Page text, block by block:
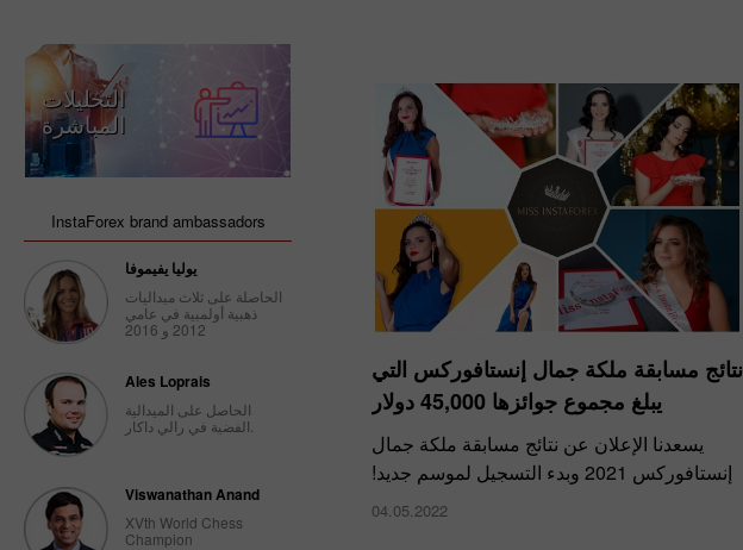
نتائج مسابقة ملكة جمال إنستافوركس التي
يبلغ مجموع جوائزها 45,000 دولار
يسعدنا الإعلان عن نتائج مسابقة ملكة جمال
إنستافوركس 2021 وبدء التسجيل لموسم جديد!
04.05.2022
التحليلات
المباشرة
InstaForex brand ambassadors
يوليا يفيموفا
الحاصلة على ثلاث ميداليات
ذهبية أولمبية في عامي
2012 و 2016
Ales Loprais
الحاصل على الميدالية
Viswanathan Anand
XVth World Chess
Champion